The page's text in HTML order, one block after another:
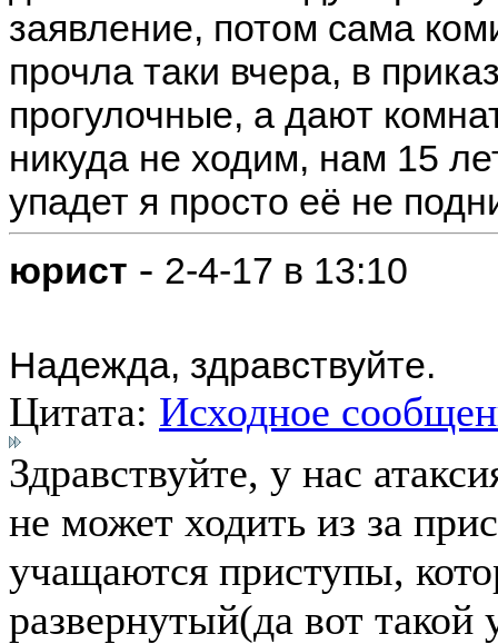
заявление, потом сама
прочла таки вчера, в
прогулочные, а дают
никуда не ходим, нам 15
упадет я просто её не
юрист - 2-4-17 в 13:10
Надежда, здравствуйте.
Цитата: Исходное
Здравствуйте, у нас
не может ходить из за
учащаются приступы,
развернутый(да вот